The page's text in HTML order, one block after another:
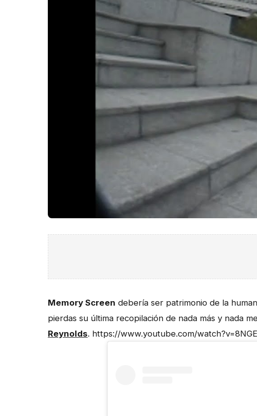
Memory Screen debería ser patrimonio de la
pierdas su última recopilación de nada más y nada
Reynolds. https://www.youtube.com/